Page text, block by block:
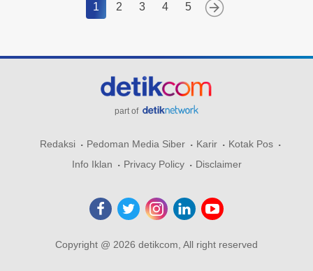
1 2 3 4 5
part of
Redaksi Pedoman Media Siber Karir
Kotak Pos
Info Iklan
Privacy Policy Disclaimer
Copyright @ 2026 detikcom, All right reserved